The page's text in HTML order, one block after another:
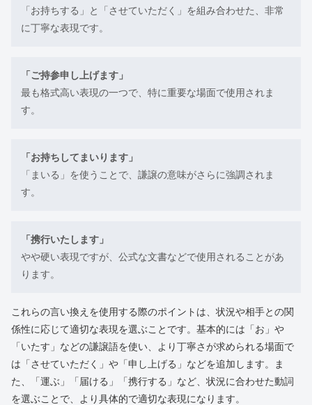
「お持ちする」と「させていただく」を組み合わせた、非常
に丁寧な表現です。
「ご持参申し上げます」
最も格式高い表現の一つで、特に重要な場面で使用されま
す。
「お持ちしてまいります」
「まいる」を使うことで、謙譲の意味がさらに強調されま
す。
「携行いたします」
やや硬い表現ですが、公式な文書などで使用されることがあ
ります。
これらの言い換えを使用する際のポイントは、状況や相手との関
係性に応じて適切な表現を選ぶことです。基本的には「お」や
「いたす」などの謙譲語を使い、より丁寧さが求められる場面で
は「させていただく」や「申し上げる」などを追加します。ま
た、「運ぶ」「届ける」「携行する」など、状況に合わせた動詞
を選ぶことで、より具体的で適切な表現になります。